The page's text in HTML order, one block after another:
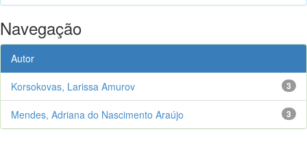
Navegação
Autor
3
Korsokovas, Larissa Amurov
3
Mendes, Adriana do Nascimento Araújo